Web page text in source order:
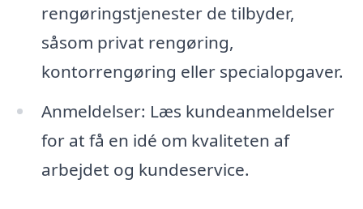
rengøringstjenester de tilbyder,
såsom privat rengøring,
kontorrengøring eller specialopgaver.
Anmeldelser: Læs kundeanmeldelser
for at få en idé om kvaliteten af
arbejdet og kundeservice.